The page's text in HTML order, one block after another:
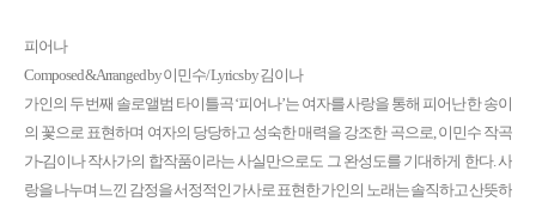
피어나
Composed & Arranged by 이민수/ Lyrics by 김이나
가인의 두 번째 솔로앨범 타이틀곡 ‘피어나’는 여자를 사랑을 통해 피어난 한 송이
의 꽃으로 표현하며 여자의 당당하고 성숙한 매력을 강조한 곡으로, 이민수 작곡
가-김이나 작사가의 합작품이라는 사실만으로도 그 완성도를 기대하게 한다. 사
랑을 나누며 느낀 감정을 서정적인 가사로 표현한 가인의 노래는 솔직하고 산뜻하